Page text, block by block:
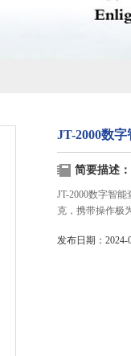
JT-2000数
简要描述：
JT-2000数字智
克，携带操作极
发布日期：2024-